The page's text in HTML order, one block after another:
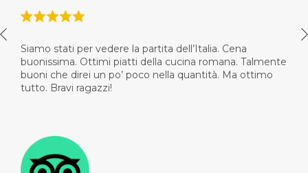
Siamo stati per vedere la partita dell’Italia. Cena
buonissima. Ottimi piatti della cucina romana. Talmente
buoni che direi un po’ poco nella quantità. Ma ottimo
tutto. Bravi ragazzi!